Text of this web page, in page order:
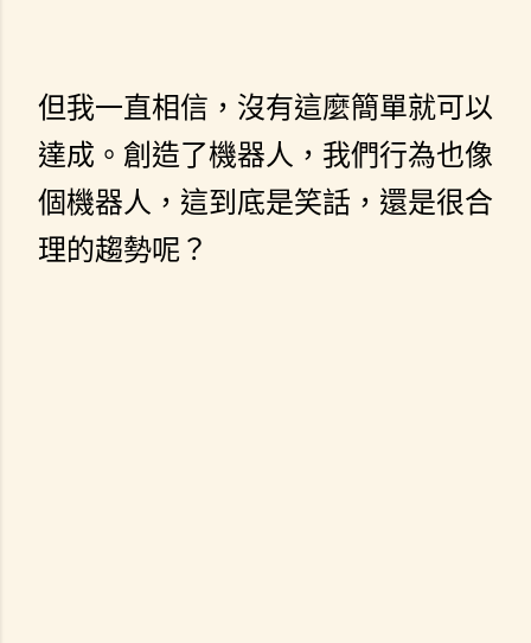
但我一直相信，沒有這麼簡單就可以
達成。創造了機器人，我們行為也像
個機器人，這到底是笑話，還是很合
理的趨勢呢？